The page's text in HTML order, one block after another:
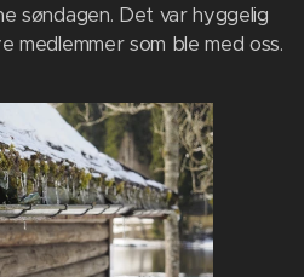
søndagen. Det var hyggelig
medlemmer som ble med oss.